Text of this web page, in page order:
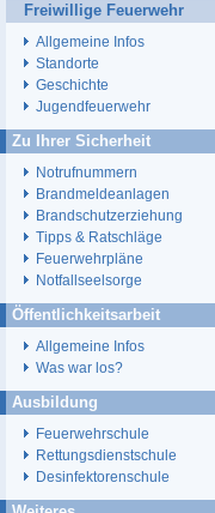
Freiwillige Feuerwehr
Allgemeine Infos
Standorte
Geschichte
Jugendfeuerwehr
Zu Ihrer Sicherheit
Notrufnummern
Brandmeldeanlagen
Brandschutzerziehung
Tipps & Ratschläge
Feuerwehrpläne
Notfallseelsorge
Öffentlichkeitsarbeit
Allgemeine Infos
Was war los?
Ausbildung
Feuerwehrschule
Rettungsdienstschule
Desinfektorenschule